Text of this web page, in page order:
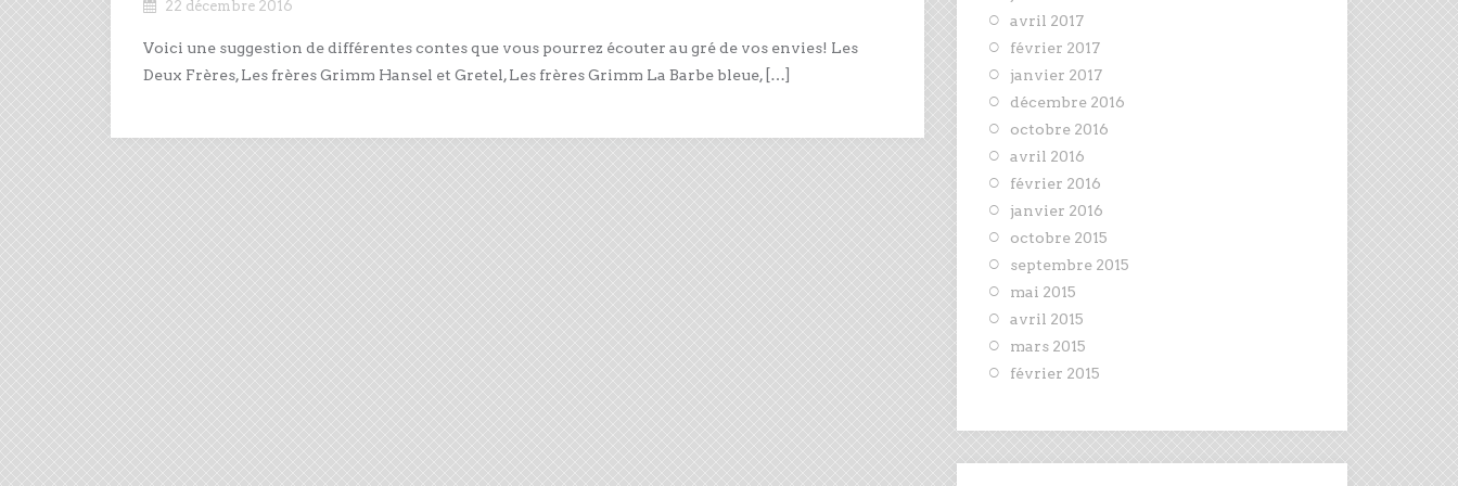
22 décembre 2016
Voici une suggestion de différentes contes que vous pourrez écouter au gré de vos envies! Les
Deux Frères, Les frères Grimm Hansel et Gretel, Les frères Grimm La Barbe bleue, […]
avril 2017
février 2017
janvier 2017
décembre 2016
octobre 2016
avril 2016
février 2016
janvier 2016
octobre 2015
septembre 2015
mai 2015
avril 2015
mars 2015
février 2015